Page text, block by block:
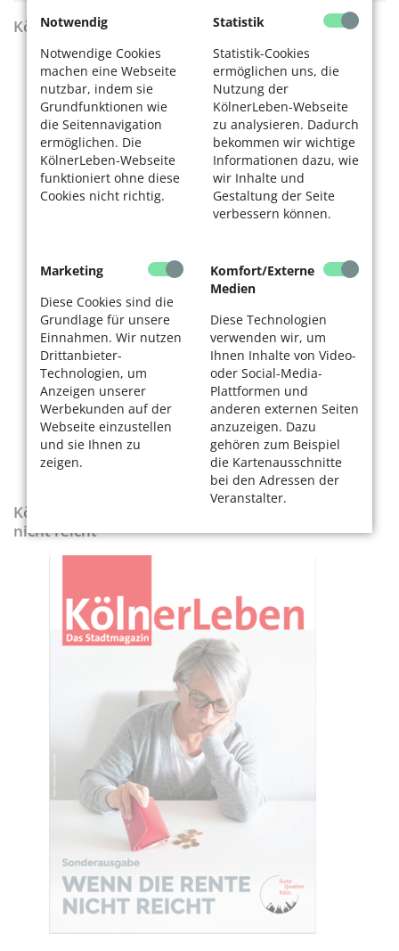
Notwendig
Notwendige Cookies
machen eine Webseite
nutzbar, indem sie
Grundfunktionen wie
die Seitennavigation
ermöglichen. Die
KölnerLeben-Webseite
funktioniert ohne diese
Cookies nicht richtig.
Statistik
Statistik-Cookies
ermöglichen uns, die
Nutzung der
KölnerLeben-Webseite
zu analysieren. Dadurch
bekommen wir wichtige
Informationen dazu, wie
wir Inhalte und
Gestaltung der Seite
verbessern können.
Marketing
Diese Cookies sind die
Grundlage für unsere
Einnahmen. Wir nutzen
Drittanbieter-
Technologien, um
Anzeigen unserer
Werbekunden auf der
Webseite einzustellen
und sie Ihnen zu
zeigen.
Komfort/Externe
Medien
Diese Technologien
verwenden wir, um
Ihnen Inhalte von Video-
oder Social-Media-
Plattformen und
anderen externen Seiten
anzuzeigen. Dazu
gehören zum Beispiel
die Kartenausschnitte
bei den Adressen der
Veranstalter.
KölnerLeben Sommer 2026
KölnerLeben-Sonderausgabe „Wenn die Rente
nicht reicht“